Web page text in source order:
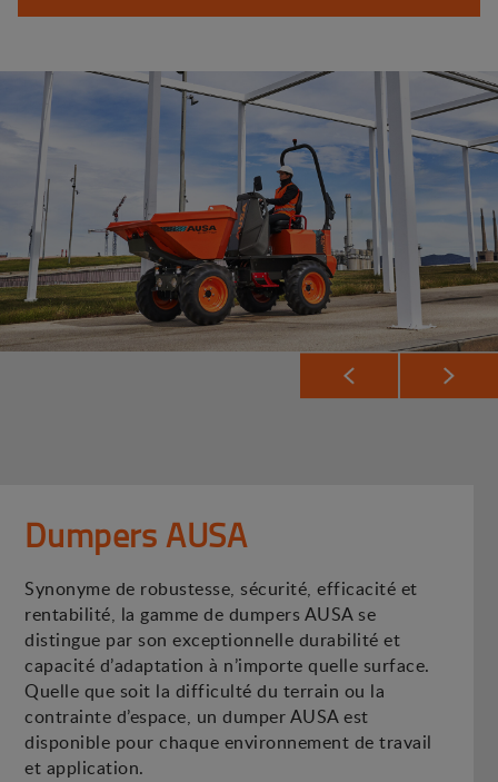
Dumpers AUSA
Synonyme de robustesse, sécurité, efficacité et
rentabilité, la gamme de dumpers AUSA se
distingue par son exceptionnelle durabilité et
capacité d’adaptation à n’importe quelle surface.
Quelle que soit la difficulté du terrain ou la
contrainte d’espace, un dumper AUSA est
disponible pour chaque environnement de travail
et application.